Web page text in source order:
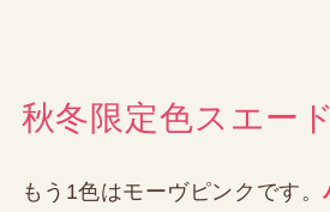
秋冬限定色スエー
もう1色はモーヴピンクです。